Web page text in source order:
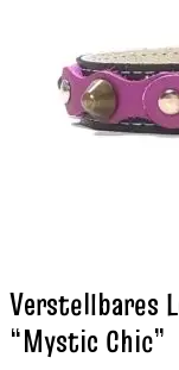
Verstellbares
“Mystic Chic”